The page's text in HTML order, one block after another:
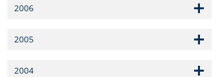
2006
2005
2004